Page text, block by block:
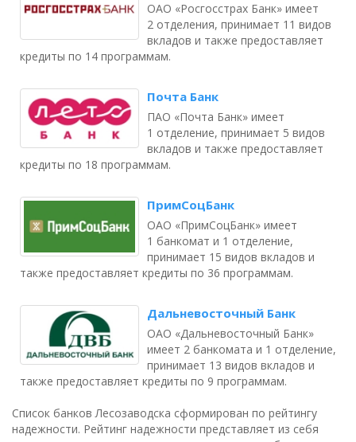
ОАО «Росгосстрах Банк» имеет
2 отделения, принимает 11 видов
вкладов и также предоставляет
кредиты по 14 программам.
Почта Банк
ПАО «Почта Банк» имеет
1 отделение, принимает 5 видов
вкладов и также предоставляет
кредиты по 18 программам.
ПримСоцБанк
ОАО «ПримСоцБанк» имеет
1 банкомат и 1 отделение,
принимает 15 видов вкладов и
также предоставляет кредиты по 36 программам.
Дальневосточный Банк
ОАО «Дальневосточный Банк»
имеет 2 банкомата и 1 отделение,
принимает 13 видов вкладов и
также предоставляет кредиты по 9 программам.
Список банков Лесозаводска сформирован по рейтингу
надежности. Рейтинг надежности представляет из себя